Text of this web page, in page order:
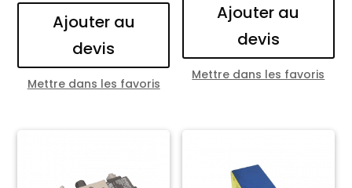
Ajouter au
devis
Mettre dans les favoris
Ajouter au
devis
Mettre dans les favoris